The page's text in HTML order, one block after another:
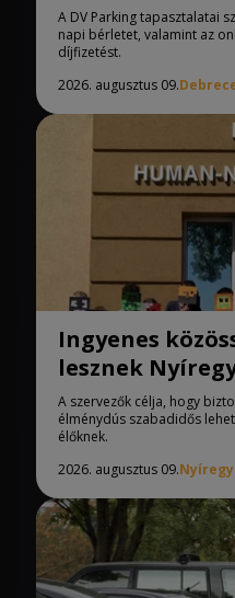
A DV Parking tapasztalatai
napi bérletet, valamint az
díjfizetést.
2026. augusztus 09.
Ingyenes
lesznek
A szervezők célja, hogy
élménydús szabadidős
élőknek.
2026. augusztus 09.